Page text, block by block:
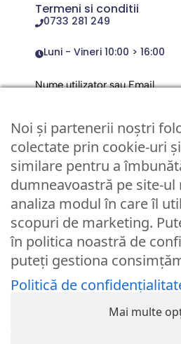
Termeni si conditii
0733 281 249
Luni - Vineri 10:00 > 16:00
Nume utilizator sau Email
Parola
Remember Me
Logare
Lost your password?
© Partybaloane.ro - Toate
Noi și partenerii noștri
colectate prin cookie-uri
similare pentru a
dumneavoastră pe site-
analiza modul în care îl
scopuri de marketing.
în politica noastră de
puteți gestiona
Politică de
Mai multe